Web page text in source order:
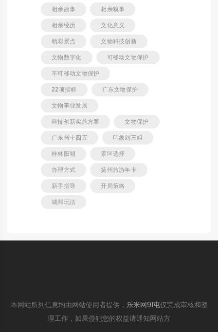
相亲故事 相亲糗事
相亲经历 文化意义
精彩景点 文物科技创新
文物数字化 可移动文物保护
不可移动文物保护
22项指标 广东文物保护
文物事业发展
科技创新实施方案 文物保护
广东省十四五 印象刘三姐
桂林阳朔 景区选择
办理方式 扬州旅游年卡
新手指导 开局策略
城邦玩法
本网站所列信息均由网站使用者提供， 乐米网91屯仅完成审核和整
理工作，如果侵犯您的权益请通知网站方